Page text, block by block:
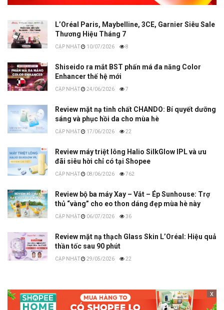
L’Oréal Paris, Maybelline, 3CE, Garnier Siêu Sale
Thương Hiệu Tháng 7
10/07/2026 8
Shiseido ra mắt BST phấn má đa năng Color
Enhancer thế hệ mới
24/06/2026 7
Review mặt nạ tinh chất CHANDO: Bí quyết dưỡng
sáng và phục hồi da cho mùa hè
17/06/2026 22
Review máy triệt lông Halio SilkGlow IPL và ưu
đãi siêu hời chỉ có tại Shopee
08/06/2026 762
Review bộ ba máy Xay – Vắt – Ép Sunhouse: Trợ
thủ “vàng” cho eo thon dáng đẹp mùa hè này
06/07/2026 36
Review mặt nạ thạch Glass Skin L’Oréal: Hiệu quả
thần tốc sau 90 phút
29/05/2026 22
x